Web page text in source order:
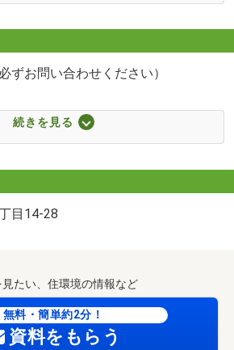
650m 徒歩約9分
まで720m 徒歩約9分
かなやま幼稚園（約1100m・徒歩14
隈店（約620m・徒歩8分）
スバリュ干隈店（約600m・徒歩8
公園（約640m・徒歩8分）
ずお問い合わせください）
ずお問い合わせください）
、ご希望の情報をご案内します◇
せて、「知りたい情報だけ」という
内容は下記をご参考ください。
計画の相談の２つを希望」→所要時
続きを見る
目14-28
たい、住環境の情報など
無料・簡単約2分！
資料をもらう